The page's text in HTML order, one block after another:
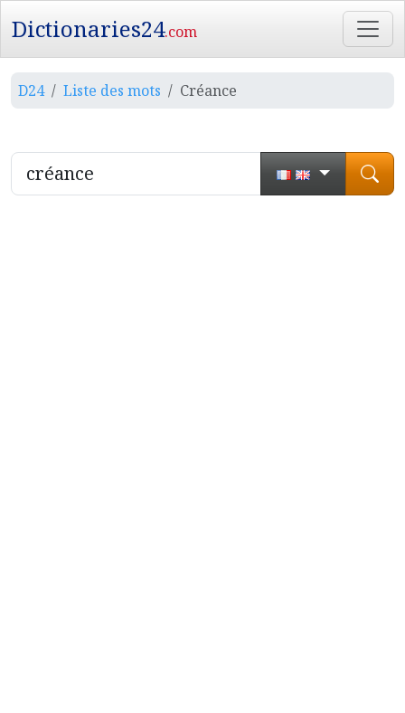
Dictionaries24.com
D24 Liste des mots Créance